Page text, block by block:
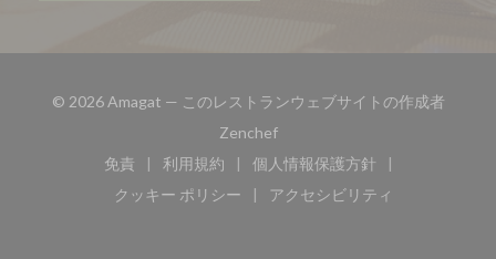
© 2026 Amagat — このレストランウェブサイトの作成者
Zenchef((新しいウィンドウで開きます))
免責
((新しいウィンドウで開きます))
利用規約
((新しいウィンドウで開きます))
個人情報保護方針
((新しいウィンドウで開
クッキー ポリシー
((新しいウィンドウで開きます))
アクセシビリティ
((新しいウィンドウで